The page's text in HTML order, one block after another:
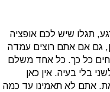
תגלו שיש לכם אופציה
גם אם אתם רוצים עמדה
כל כך. כל אחד משלם
בלי בעיה. אין כאן
אתם לא תאמינו עד כמה